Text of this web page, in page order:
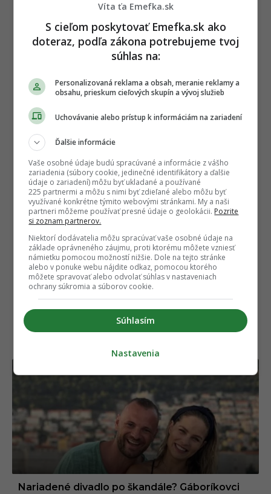
DUŠAN ŠUTARÍK
Filmový a televízny kritik, ktorý v EMEFKA uplatňuje
svoje vzdelanie z Vysokej školy múzických umení v
Bratislave. Vďaka odbornému vhľadu do réžie,
dramaturgie a scenáristiky priná... viac o autorovi
NAJČÍTANEJŠIE
Nariadené divadlo po škandále? Gáboríkovci
Víta ťa Emefka.sk
S cieľom poskytovať Emefka.sk ako
doteraz, podľa zákona potrebujeme tvoj
súhlas na:
Personalizovaná reklama a obsah, meranie reklamy a
obsahu, prieskum cieľových skupín a vývoj služieb
Uchovávanie alebo prístup k informáciám na zariadení
Ďalšie informácie
Vaše osobné údaje budú spracúvané a informácie z vášho
zariadenia (súbory cookie, jedinečné identifikátory a ďalšie
údaje o zariadení) môžu byť ukladané a používané
225 partnermi a môžu s nimi byť zdieľané alebo môžu byť
využívané konkrétne týmito webovými stránkami. My a naši
partneri môžeme používať presné údaje o geolokácii. Pozrite
si zoznam partnerov.
Niektorí dodávatelia môžu spracúvať vaše osobné údaje na
základe oprávneného záujmu, proti ktorému môžete vzniesť
námietku pomocou možností nižšie. Dole na tejto stránke
alebo v ponuke webu nájdite odkaz, pomocou ktorého
môžete spravovať alebo odvolať súhlas v nastaveniach
ochrany súkromia a súborov cookie.
Súhlasím
Nastavenia